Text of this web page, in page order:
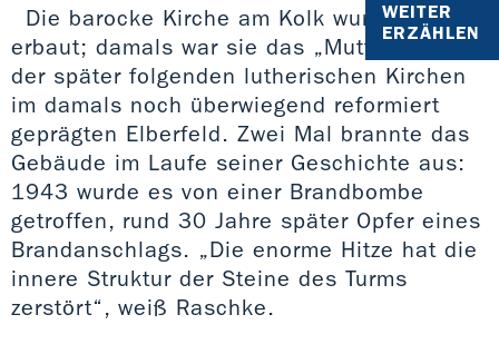
WEITER
ERZÄHLEN
Die barocke Kirche am Kolk wurde 1752
erbaut; damals war sie das „Mutterschiff“
der später folgenden lutherischen Kirchen
im damals noch überwiegend reformiert
geprägten Elberfeld. Zwei Mal brannte das
Gebäude im Laufe seiner Geschichte aus:
1943 wurde es von einer Brandbombe
getroffen, rund 30 Jahre später Opfer eines
Brandanschlags. „Die enorme Hitze hat die
innere Struktur der Steine des Turms
zerstört“, weiß Raschke.